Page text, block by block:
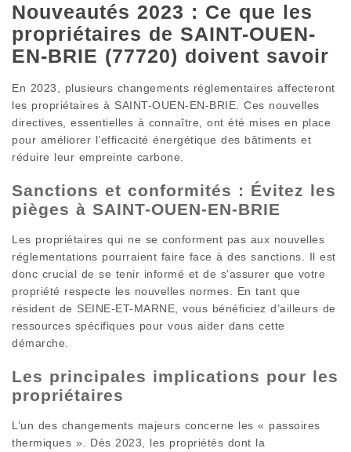
Nouveautés 2023 : Ce que les
propriétaires de SAINT-OUEN-
EN-BRIE (77720) doivent savoir
En 2023, plusieurs changements réglementaires affecteront
les propriétaires à SAINT-OUEN-EN-BRIE. Ces nouvelles
directives, essentielles à connaître, ont été mises en place
pour améliorer l’efficacité énergétique des bâtiments et
réduire leur empreinte carbone.
Sanctions et conformités : Évitez les
pièges à SAINT-OUEN-EN-BRIE
Les propriétaires qui ne se conforment pas aux nouvelles
réglementations pourraient faire face à des sanctions. Il est
donc crucial de se tenir informé et de s’assurer que votre
propriété respecte les nouvelles normes. En tant que
résident de SEINE-ET-MARNE, vous bénéficiez d’ailleurs de
ressources spécifiques pour vous aider dans cette
démarche.
Les principales implications pour les
propriétaires
L’un des changements majeurs concerne les « passoires
thermiques ». Dès 2023, les propriétés dont la